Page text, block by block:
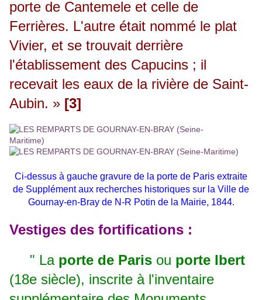
porte de Cantemele et celle de
Ferrières. L'autre était nommé le plat
Vivier, et se trouvait derrière
l'établissement des Capucins ; il
recevait les eaux de la rivière de Saint-
Aubin. » [3]
Ci-dessus à gauche gravure de la porte de Paris extraite
de Supplément aux recherches historiques sur la Ville de
Gournay-en-Bray de N-R Potin de la Mairie, 1844.
Vestiges des fortifications :
" La porte de Paris ou porte Ibert
(18e siècle), inscrite à l'inventaire